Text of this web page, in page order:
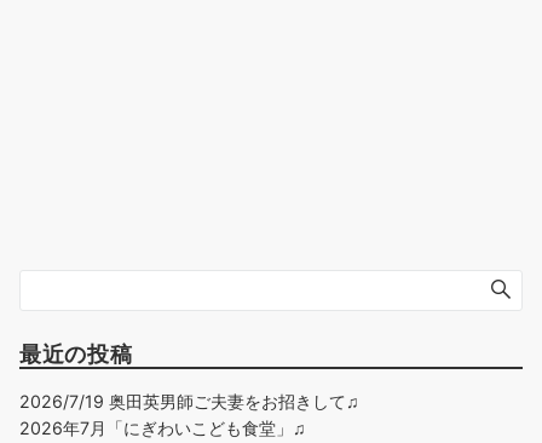
最近の投稿
2026/7/19 奥田英男師ご夫妻をお招きして♫
2026年7月「にぎわいこども食堂」♫